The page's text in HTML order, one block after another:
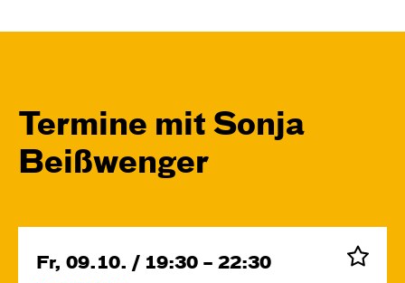
Termine mit Sonja
Beißwenger
Fr, 09.10. / 19:30 – 22:30